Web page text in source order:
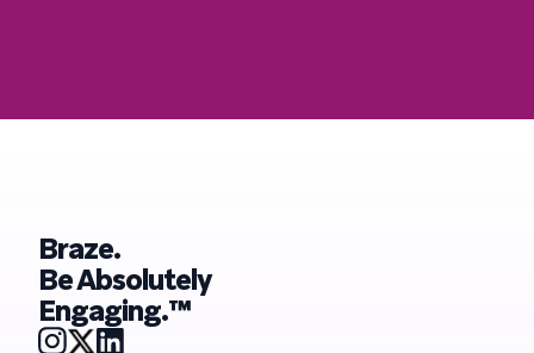
Braze.
Be Absolutely
Engaging.™